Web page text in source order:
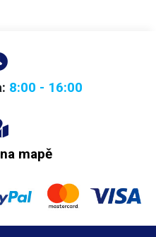
8:00 - 16:00
mapě